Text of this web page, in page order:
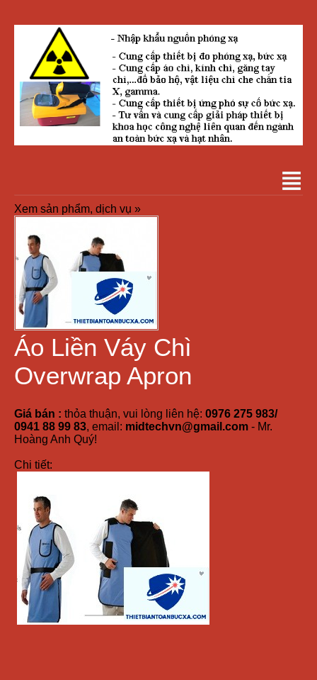
Xem sản phẩm, dịch vụ »
Áo Liền Váy Chì
Overwrap Apron
Giá bán : thỏa thuận, vui lòng liên hệ: 0976 275 983/
0941 88 99 83, email: midtechvn@gmail.com - Mr.
Hoàng Anh Quý!
Chi tiết: